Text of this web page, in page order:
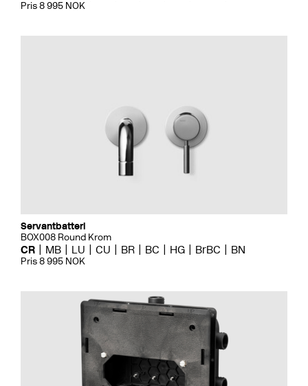
Pris 8 995 NOK
Servantbatteri
BOX008 Round Krom
CR MB LU CU BR BC HG BrBC BN
Pris 8 995 NOK